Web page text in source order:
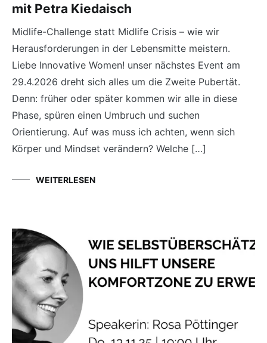
mit Petra Kiedaisch
Midlife-Challenge statt Midlife Crisis – wie wir
Herausforderungen in der Lebensmitte meistern.
Liebe Innovative Women! unser nächstes Event am
29.4.2026 dreht sich alles um die Zweite Pubertät.
Denn: früher oder später kommen wir alle in diese
Phase, spüren einen Umbruch und suchen
Orientierung. Auf was muss ich achten, wenn sich
Körper und Mindset verändern? Welche […]
WEITERLESEN